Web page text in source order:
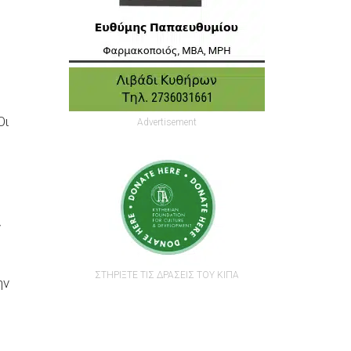
Advertisement
ΣΤΗΡΙΞΤΕ ΤΙΣ ΔΡΑΣΕΙΣ ΤΟΥ ΚΙΠΑ